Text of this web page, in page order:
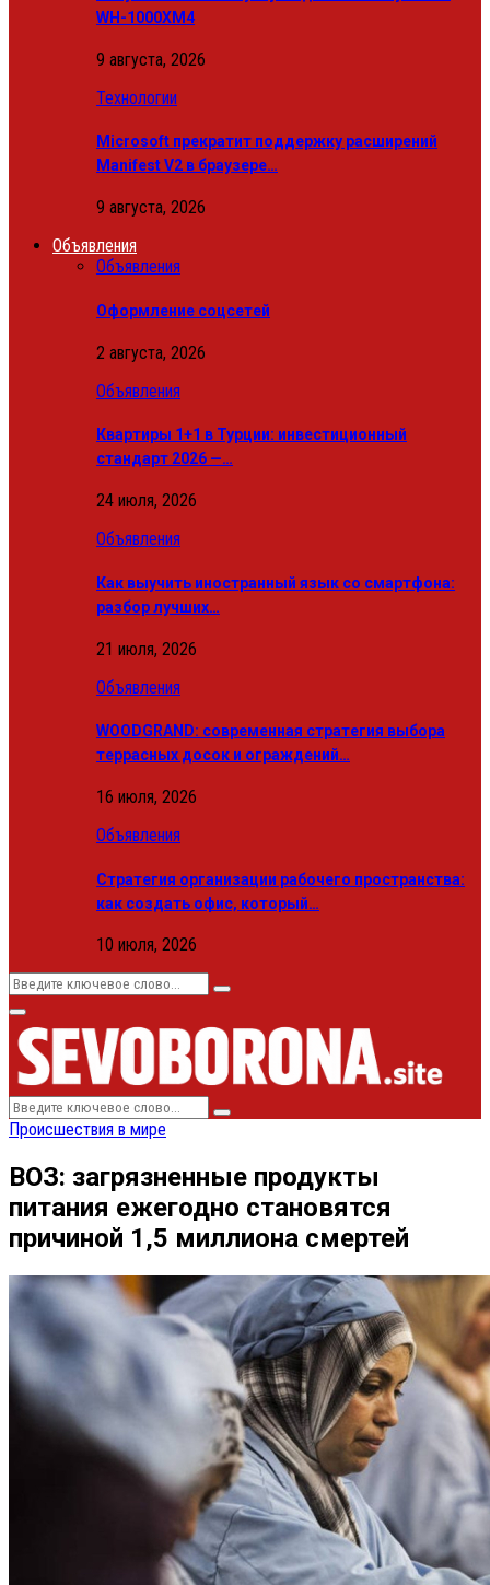
WH-1000XM4
9 августа, 2026
Технологии
Microsoft прекратит поддержку расширений
Manifest V2 в браузере…
9 августа, 2026
Объявления
Объявления
Оформление соцсетей
2 августа, 2026
Объявления
Квартиры 1+1 в Турции: инвестиционный
стандарт 2026 —…
24 июля, 2026
Объявления
Как выучить иностранный язык со смартфона:
разбор лучших…
21 июля, 2026
Объявления
WOODGRAND: современная стратегия выбора
террасных досок и ограждений…
16 июля, 2026
Объявления
Стратегия организации рабочего пространства:
как создать офис, который…
10 июля, 2026
Search
Search
Primary
Menu
Search
for:
Search
Происшествия в мире
ВОЗ: загрязненные продукты
питания ежегодно становятся
причиной 1,5 миллиона смертей